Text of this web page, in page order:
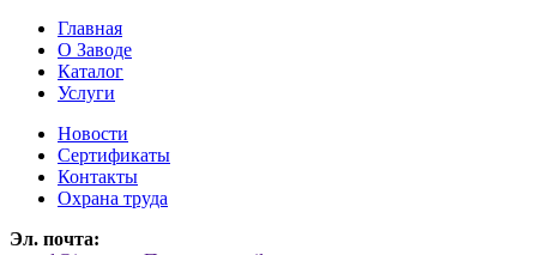
Главная
О Заводе
Каталог
Услуги
Новости
Сертификаты
Контакты
Охрана труда
Эл. почта: